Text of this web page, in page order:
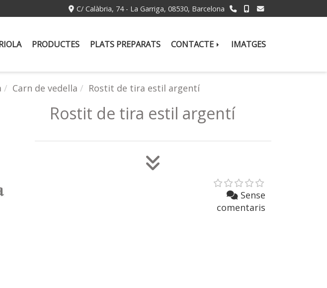
C/ Calàbria, 74 - La Garriga, 08530, Barcelona
PRODUCTES PLATS PREPARATS CONTACTE IMATGES
Carn de vedella Rostit de tira estil argentí
Rostit de tira estil argentí
Sense
comentaris